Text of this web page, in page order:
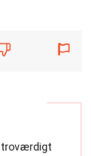
troværdigt